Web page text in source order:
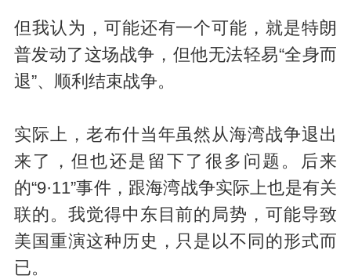
但我认为，可能还有一个可能，就是特朗
普发动了这场战争，但他无法轻易“全身而
退”、顺利结束战争。
实际上，老布什当年虽然从海湾战争退出
来了，但也还是留下了很多问题。后来
的“9·11”事件，跟海湾战争实际上也是有关
联的。我觉得中东目前的局势，可能导致
美国重演这种历史，只是以不同的形式而
已。